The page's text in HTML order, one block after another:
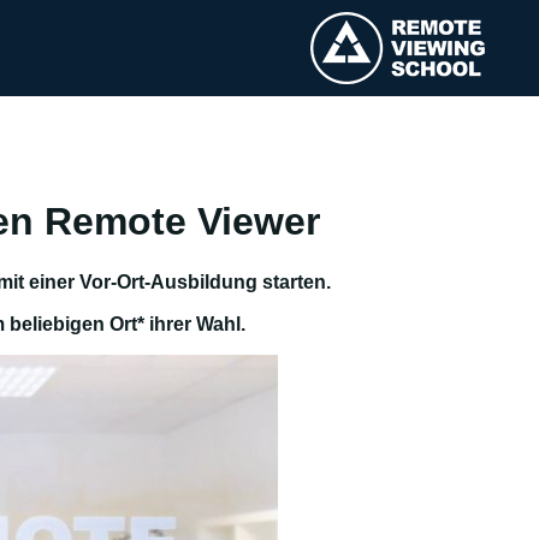
Remote Viewer
einer Vor-Ort-Ausbildung starten.
beliebigen Ort* ihrer Wahl.